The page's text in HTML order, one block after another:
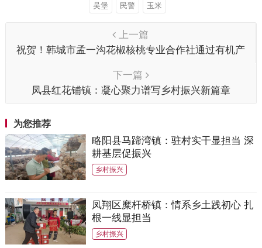
吴堡 民警 玉米
上一篇
祝贺！韩城市孟一沟花椒核桃专业合作社通过有机产
下一篇
凤县红花铺镇：凝心聚力谱写乡村振兴新篇章
为您推荐
略阳县马蹄湾镇：驻村实干显担当 深
耕基层促振兴
乡村振兴
凤翔区糜杆桥镇：情系乡土践初心 扎
根一线显担当
乡村振兴